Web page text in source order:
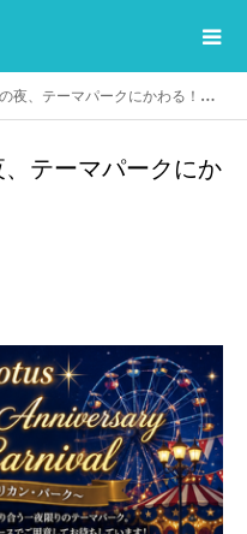
、テーマパークにかわる！？
テーマパークにか